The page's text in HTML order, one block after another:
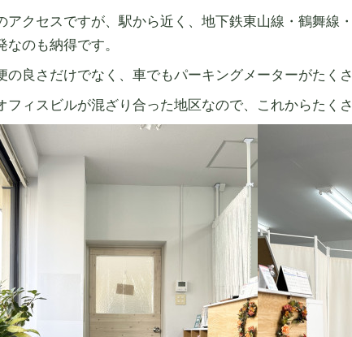
アクセスですが、駅から近く、地下鉄東山線・鶴舞線
なのも納得です。
の良さだけでなく、車でもパーキングメーターがたく
フィスビルが混ざり合った地区なので、これからたく